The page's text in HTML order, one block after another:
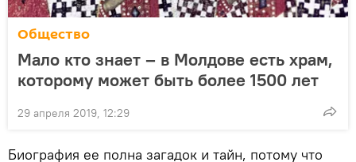
Общество
Мало кто знает – в Молдове есть храм,
которому может быть более 1500 лет
29 апреля 2019, 12:29
Биография ее полна загадок и тайн, потому что